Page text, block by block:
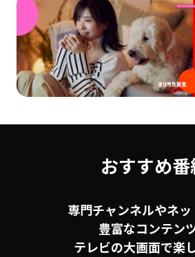
おすすめ
専門チャンネルやネ
豊富なコンテン
テレビの大画面で楽